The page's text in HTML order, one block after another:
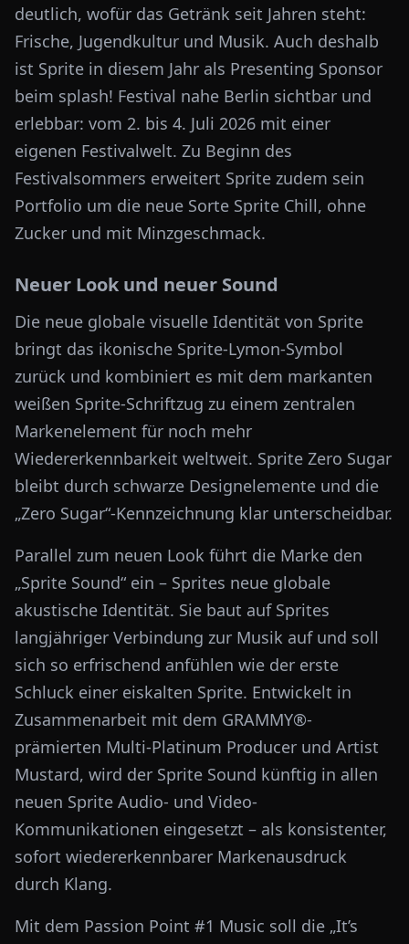
deutlich, wofür das Getränk seit Jahren steht:
Frische, Jugendkultur und Musik. Auch deshalb
ist Sprite in diesem Jahr als Presenting Sponsor
beim splash! Festival nahe Berlin sichtbar und
erlebbar: vom 2. bis 4. Juli 2026 mit einer
eigenen Festivalwelt. Zu Beginn des
Festivalsommers erweitert Sprite zudem sein
Portfolio um die neue Sorte Sprite Chill, ohne
Zucker und mit Minzgeschmack.
Neuer Look und neuer Sound
Die neue globale visuelle Identität von Sprite
bringt das ikonische Sprite-Lymon-Symbol
zurück und kombiniert es mit dem markanten
weißen Sprite-Schriftzug zu einem zentralen
Markenelement für noch mehr
Wiedererkennbarkeit weltweit. Sprite Zero Sugar
bleibt durch schwarze Designelemente und die
„Zero Sugar“-Kennzeichnung klar unterscheidbar.
Parallel zum neuen Look führt die Marke den
„Sprite Sound“ ein – Sprites neue globale
akustische Identität. Sie baut auf Sprites
langjähriger Verbindung zur Musik auf und soll
sich so erfrischend anfühlen wie der erste
Schluck einer eiskalten Sprite. Entwickelt in
Zusammenarbeit mit dem GRAMMY®-
prämierten Multi-Platinum Producer und Artist
Mustard, wird der Sprite Sound künftig in allen
neuen Sprite Audio- und Video-
Kommunikationen eingesetzt – als konsistenter,
sofort wiedererkennbarer Markenausdruck
durch Klang.
Mit dem Passion Point #1 Music soll die „It’s